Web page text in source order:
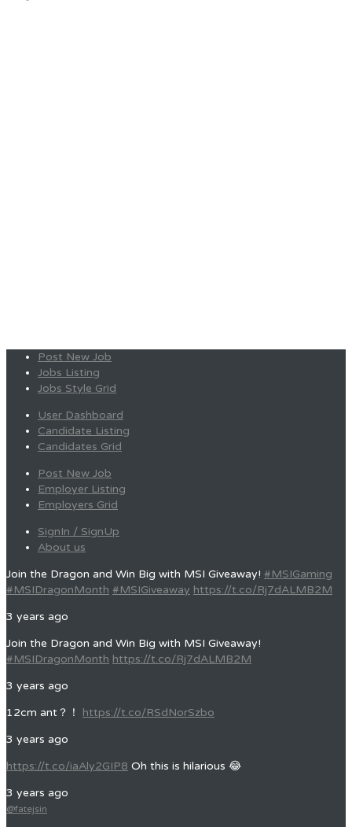
Post New Job
Jobs Listing
Jobs Style Grid
User Dashboard
Candidate Listing
Candidates Grid
Post New Job
Employer Listing
Employers Grid
SignIn / SignUp
About us
Join the Dragon and Win Big with MSI Giveaway! #MSIGaming
#MSIDragonMonth #MSIGiveaway https://t.co/Rj7dALMB2M
3 years ago
Join the Dragon and Win Big with MSI Giveaway!
#MSIDragonMonth https://t.co/Rj7dALMB2M
3 years ago
12cm ant？！ https://t.co/RSdNorSzbo
3 years ago
https://t.co/iaAly2GIP8 Oh this is hilarious 😂
3 years ago
@fatejsin